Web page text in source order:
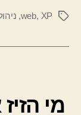
תגיות web, XP
,
מי